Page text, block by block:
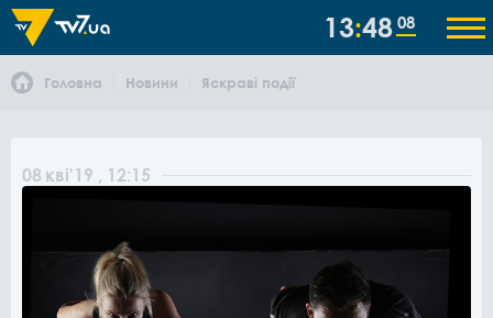
13 48 08
Головна Новини Яскраві події
08 кві'19 , 12:15